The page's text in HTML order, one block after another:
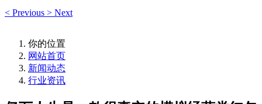
< Previous > Next
你的位置
网站首页
新闻动态
行业资讯